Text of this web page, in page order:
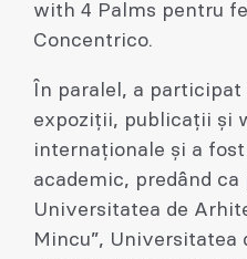
with 4 Palms pentru
Concentrico.
În paralel, a participat
expoziții, publicații și
internaționale și a
academic, predând
Universitatea de
Mincu”, Universitatea